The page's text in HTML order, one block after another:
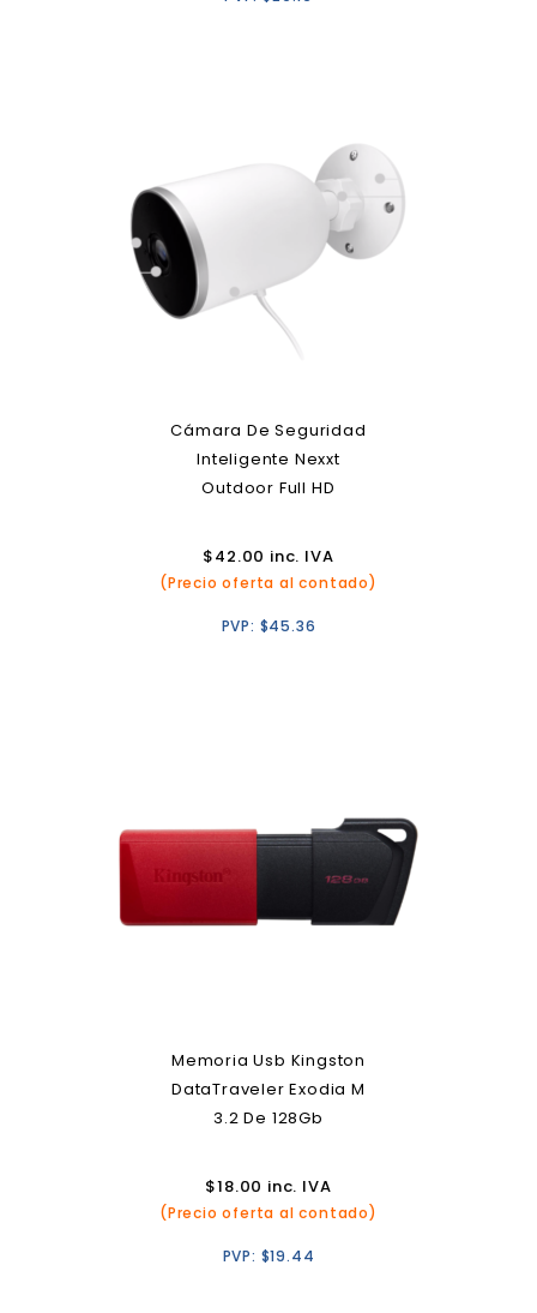
Cámara De Seguridad
Inteligente Nexxt
Outdoor Full HD
$42.00 inc. IVA
(Precio oferta al contado)
PVP: $45.36
Memoria Usb Kingston
DataTraveler Exodia M
3.2 De 128Gb
$18.00 inc. IVA
(Precio oferta al contado)
PVP: $19.44